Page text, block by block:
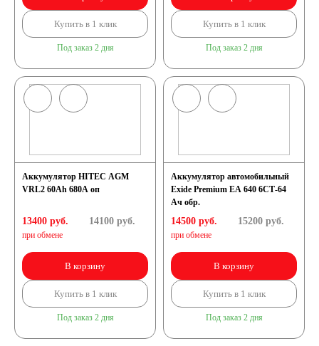
Купить в 1 клик
Под заказ 2 дня
Купить в 1 клик
Под заказ 2 дня
Аккумулятор HITEC AGM
VRL2 60Ah 680A оп
13400 руб.
при обмене
14100руб.
В корзину
Купить в 1 клик
Под заказ 2 дня
Аккумулятор автомобильный
Exide Premium EA 640 6СТ-64
Ач обр.
14500 руб.
при обмене
15200руб.
В корзину
Купить в 1 клик
Под заказ 2 дня